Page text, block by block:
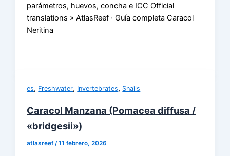
parámetros, huevos, concha e ICC Official
translations » AtlasReef · Guía completa Caracol
Neritina
es, Freshwater, Invertebrates, Snails
Caracol Manzana (Pomacea diffusa /
«bridgesii»)
atlasreef /11 febrero, 2026